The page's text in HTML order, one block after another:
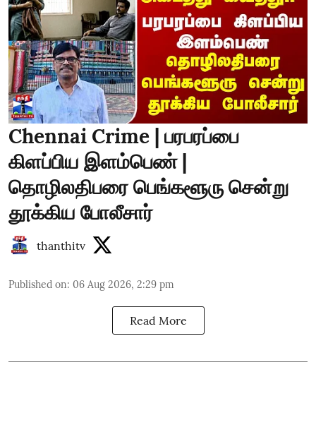
Chennai Crime | பரபரப்பை
கிளப்பிய இளம்பெண் |
தொழிலதிபரை பெங்களூரு சென்று
தூக்கிய போலீசார்
thanthitv
Published on: 06 Aug 2026, 2:29 pm
Read More